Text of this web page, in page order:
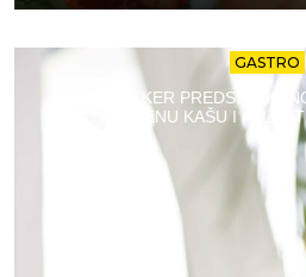
GASTRO
DR. OETKER PREDSTAVIO
OVSENU KAŠU I